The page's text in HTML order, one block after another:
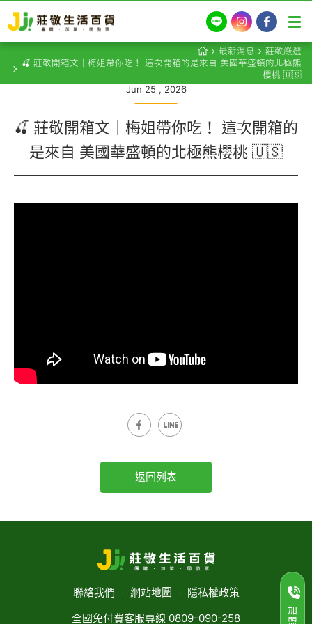
LINE InstagramFacebook
最新消息
莊敬嚴選
🍒 莊敬開箱文｜梅姐帶你吃！ 這次開箱的是來自 美國華盛頓的北極熊
櫻桃 🇺🇸
Jun 25 , 2026
🍒 莊敬開箱文｜梅姐帶你吃！ 這次開箱的
是來自 美國華盛頓的北極熊櫻桃 🇺🇸
返回列表
聯絡我們 ‧ 網站地圖 ‧ 隱私權政策
全國免付費客服專線 0809-090-258
加
盟